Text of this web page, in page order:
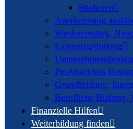
Studieren
Anerkennung
Wiedereinstieg,
Existenzgründung
ProAbschluss
Grundbildung,
Berufliche Bildung,
Finanzielle Hilfen
Weiterbildung finden